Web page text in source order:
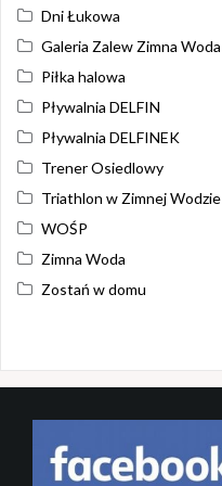
Dni Łukowa
Galeria Zalew Zimna Woda
Piłka halowa
Pływalnia DELFIN
Pływalnia DELFINEK
Trener Osiedlowy
Triathlon w Zimnej Wodzie
WOŚP
Zimna Woda
Zostań w domu